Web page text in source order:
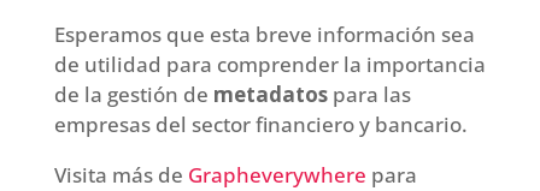
Esperamos que esta breve información sea
de utilidad para comprender la importancia
de la gestión de metadatos para las
empresas del sector financiero y bancario.
Visita más de Grapheverywhere para